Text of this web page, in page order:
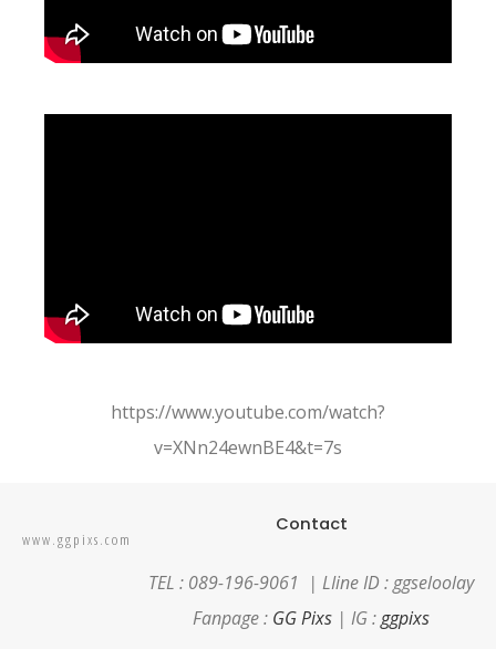
https://www.youtube.com/watch?
v=XNn24ewnBE4&t=7s
www.ggpixs.com
Contact
TEL : 089-196-9061 | LIine ID : ggseloolay
Fanpage : GG Pixs | IG :ggpixs